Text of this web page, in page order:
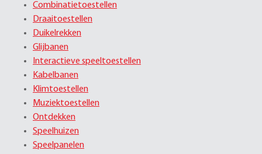
Combinatietoestellen
Draaitoestellen
Duikelrekken
Glijbanen
Interactieve speeltoestellen
Kabelbanen
Klimtoestellen
Muziektoestellen
Ontdekken
Speelhuizen
Speelpanelen